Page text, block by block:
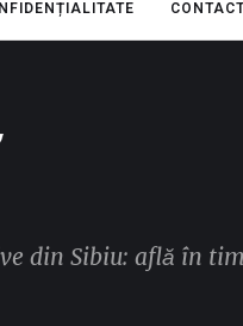
din Sibiu: află în